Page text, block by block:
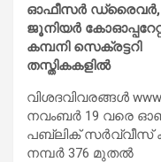
ഓഫീസര്‍ ഡ്രൈവര്‍,
ജൂനിയര്‍
കമ്പനി സെക്രട്ടറി
തസ്തികകളില്‍
വിശദവിവരങ്ങള്‍
നവംബര്‍ 19 വരെ
പബ്ലിക് സര്‍വ്വീസ്
നമ്പര്‍ 376 മുതല്‍